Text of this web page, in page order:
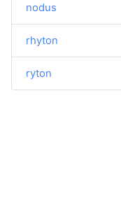
nodus
rhyton
ryton